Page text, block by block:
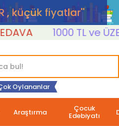
, küçük fiyatlar''
1000 TL ve ÜZERİ
Oylananlar
Araştırma Çocuk
Edebiyatı